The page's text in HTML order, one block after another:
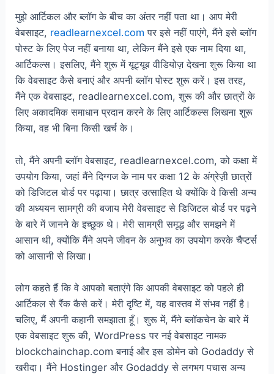
मुझे आर्टिकल और ब्लॉग के बीच का अंतर नहीं पता था। आप मेरी
वेबसाइट, readlearnexcel.com पर इसे नहीं पाएंगे, मैंने इसे ब्लॉग
पोस्ट के लिए पेज नहीं बनाया था, लेकिन मैंने इसे एक नाम दिया था,
आर्टिकल्स। इसलिए, मैंने शुरू में यूट्यूब वीडियोज़ देखना शुरू किया था
कि वेबसाइट कैसे बनाएं और अपनी ब्लॉग पोस्ट शुरू करें। इस तरह,
मैंने एक वेबसाइट, readlearnexcel.com, शुरू की और छात्रों के
लिए अकादमिक समाधान प्रदान करने के लिए आर्टिकल्स लिखना शुरू
किया, वह भी बिना किसी खर्च के।
तो, मैंने अपनी ब्लॉग वेबसाइट, readlearnexcel.com, को कक्षा में
उपयोग किया, जहां मैंने दिग्गज के नाम पर कक्षा 12 के अंग्रेज़ी छात्रों
को डिजिटल बोर्ड पर पढ़ाया। छात्र उत्साहित थे क्योंकि वे किसी अन्य
की अध्ययन सामग्री की बजाय मेरी वेबसाइट से डिजिटल बोर्ड पर पढ़ने
के बारे में जानने के इच्छुक थे। मेरी सामग्री समृद्ध और समझने में
आसान थी, क्योंकि मैंने अपने जीवन के अनुभव का उपयोग करके चैप्टर्स
को आसानी से लिखा।
लोग कहते हैं कि वे आपको बताएंगे कि आपकी वेबसाइट को पहले ही
आर्टिकल से रैंक कैसे करें। मेरी दृष्टि में, यह वास्तव में संभव नहीं है।
चलिए, मैं अपनी कहानी समझाता हूँ। शुरू में, मैंने ब्लॉकचेन के बारे में
एक वेबसाइट शुरू की, WordPress पर नई वेबसाइट नामक
blockchainchap.com बनाई और इस डोमेन को Godaddy से
खरीदा। मैंने Hostinger और Godaddy से लगभग पचास अन्य